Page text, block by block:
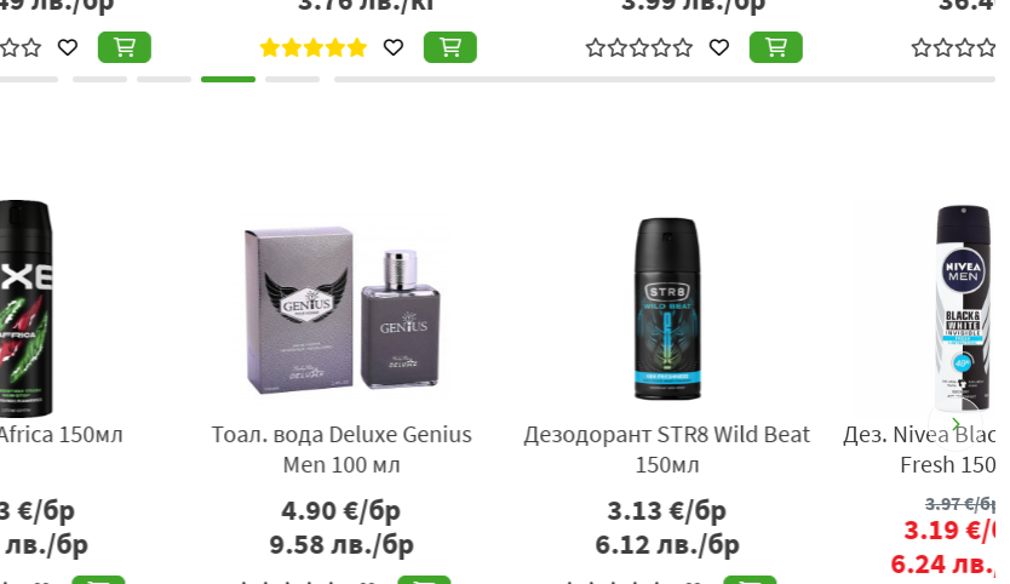
на употреба:
Само за външна употреба и да се пази от деца.
Камко ЕООД, град Пловдив, бул. Цариградско шосе 112, e-mail:info@camco.bg,www.camco.bg
Дез. Garnier Men Extreme
Парф.вода Lamis Pure Black
- 20%
Дезодорант Nivea Men Deep
€/бр
лв./бр